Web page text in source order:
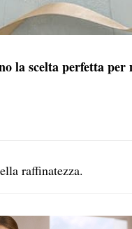
la scelta perfetta per
raffinatezza.